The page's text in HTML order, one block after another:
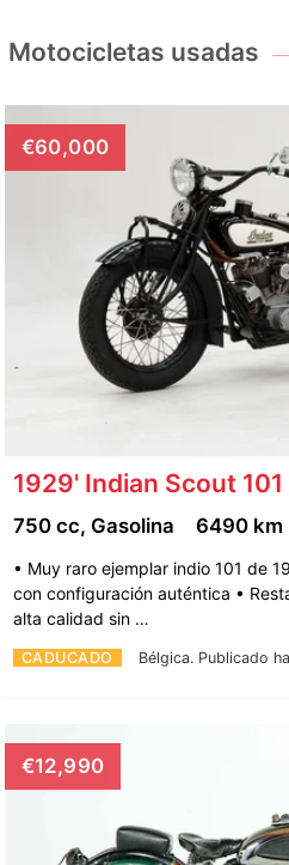
Motocicletas usadas
€60,000
1929' Indian Scout
CADUCADO Bélgica. Publicado
750 cc, Gasolina 6490 km
• Muy raro ejemplar indio 101 de
con configuración auténtica •
alta calidad sin …
€12,990